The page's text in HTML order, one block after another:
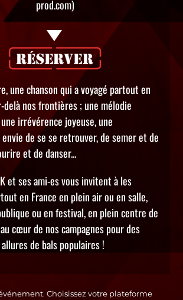
prod.com)
une chanson qui a voyagé partout en
delà nos frontières ; une mélodie
irrévérence joyeuse, une
de se se retrouver, de semer et de
et de danser...
et ses ami-es vous invitent à les
en France en plein air ou en salle,
ou en festival, en plein centre de
cœur de nos campagnes pour des
de bals populaires !
Choisissez votre plateforme